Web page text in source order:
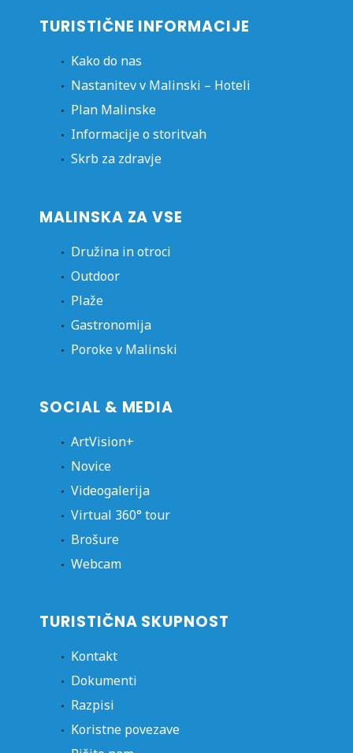
TURISTIČNE INFORMACIJE
Kako do nas
Nastanitev v Malinski – Hoteli
Plan Malinske
Informacije o storitvah
Skrb za zdravje
MALINSKA ZA VSE
Družina in otroci
Outdoor
Plaže
Gastronomija
Poroke v Malinski
SOCIAL & MEDIA
ArtVision+
Novice
Videogalerija
Virtual 360° tour
Brošure
Webcam
TURISTIČNA SKUPNOST
Kontakt
Dokumenti
Razpisi
Koristne povezave